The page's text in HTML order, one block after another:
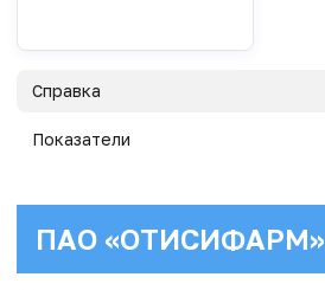
Справка
Показатели
ПАО «ОТИСИФАРМ»